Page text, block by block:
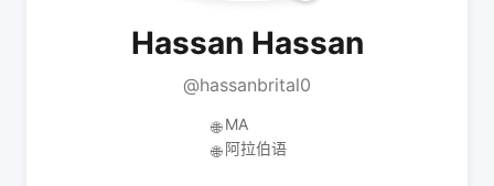
Hassan Hassan
@hassanbrital0
🌐 MA
🌐 阿拉伯语